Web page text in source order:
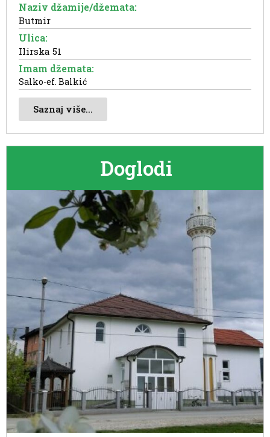
Naziv džamije/džemata:
Butmir
Ulica:
Ilirska 51
Imam džemata:
Salko-ef. Balkić
Saznaj više...
Doglodi